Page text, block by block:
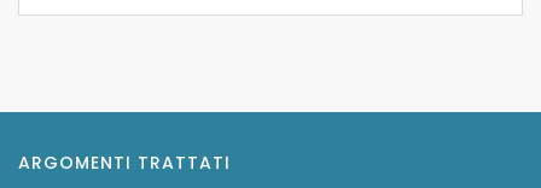
ARGOMENTI TRATTATI